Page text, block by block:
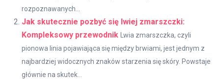
rozpoznawanych...
Jak skutecznie pozbyć się lwiej zmarszczki:
Kompleksowy przewodnik
Lwia zmarszczka, czyli
pionowa linia pojawiająca się między brwiami, jest jednym z
najbardziej widocznych znaków starzenia się skóry. Powstaje
głównie na skutek...